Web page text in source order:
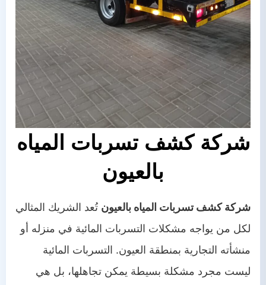
شركة كشف تسربات المياه
بالعيون
شركة كشف تسربات المياه بالعيون تُعد الشريك المثالي
لكل من يواجه مشكلات التسربات المائية في منزله أو
منشأته التجارية بمنطقة العيون. التسربات المائية
ليست مجرد مشكلة بسيطة يمكن تجاهلها، بل هي